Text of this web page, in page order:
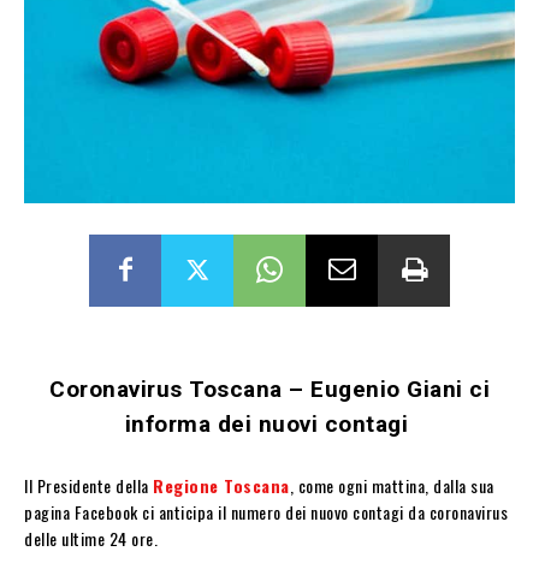
Coronavirus Toscana – Eugenio Giani ci
informa dei nuovi contagi
Il Presidente della Regione Toscana , come ogni mattina, dalla sua
pagina Facebook ci anticipa il numero dei nuovo contagi da coronavirus
delle ultime 24 ore.